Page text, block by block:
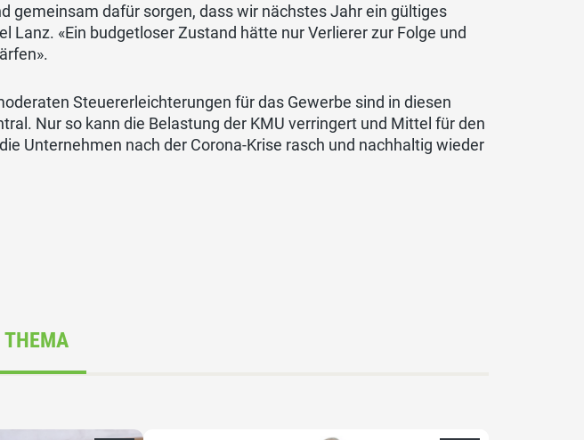
gemeinsam dafür sorgen, dass wir nächstes Jahr ein gültiges
Lanz. «Ein budgetloser Zustand hätte nur Verlierer zur Folge und
Steuererleichterungen für das Gewerbe sind in diesen
Nur so kann die Belastung der KMU verringert und Mittel für den
Unternehmen nach der Corona-Krise rasch und nachhaltig wieder